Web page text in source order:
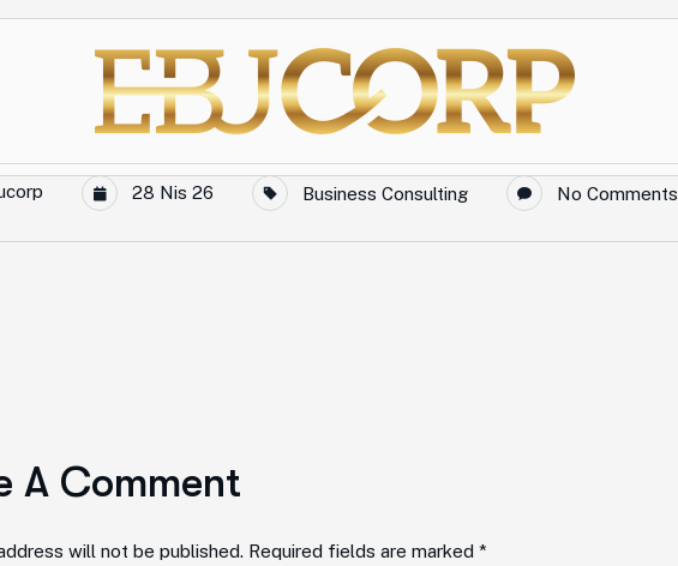
28 Nis 26 Business Consulting No Comments
A Comment
will not be published. Required fields are marked *